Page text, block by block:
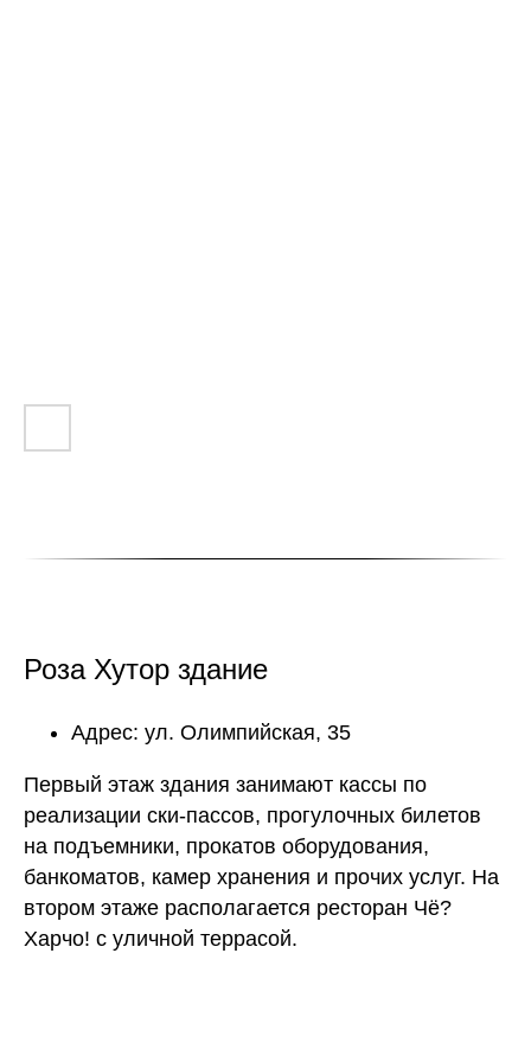
Роза Хутор здание
Адрес: ул. Олимпийская, 35
Первый этаж здания занимают кассы по
реализации ски-пассов, прогулочных билетов
на подъемники, прокатов оборудования,
банкоматов, камер хранения и прочих услуг. На
втором этаже располагается ресторан Чё?
Харчо! с уличной террасой.